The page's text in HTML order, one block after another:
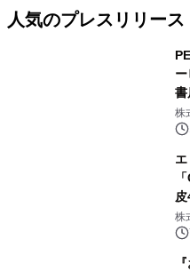
人気のプレスリリース
書
株
株